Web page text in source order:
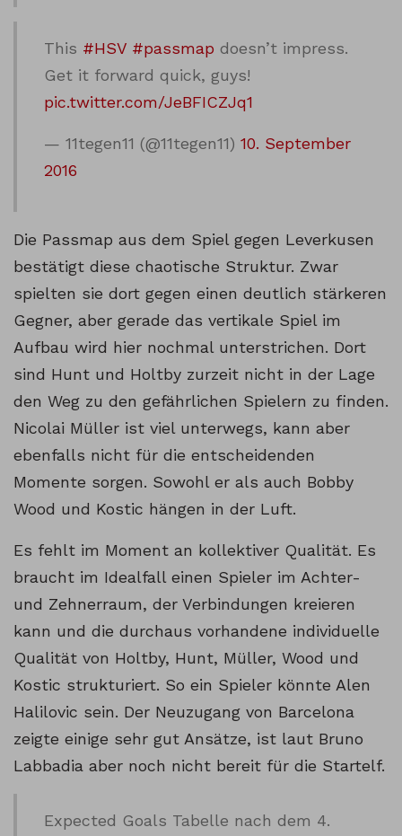
This #HSV #passmap doesn’t impress.
Get it forward quick, guys!
pic.twitter.com/JeBFICZJq1
— 11tegen11 (@11tegen11) 10. September
2016
Die Passmap aus dem Spiel gegen Leverkusen
bestätigt diese chaotische Struktur. Zwar
spielten sie dort gegen einen deutlich stärkeren
Gegner, aber gerade das vertikale Spiel im
Aufbau wird hier nochmal unterstrichen. Dort
sind Hunt und Holtby zurzeit nicht in der Lage
den Weg zu den gefährlichen Spielern zu finden.
Nicolai Müller ist viel unterwegs, kann aber
ebenfalls nicht für die entscheidenden
Momente sorgen. Sowohl er als auch Bobby
Wood und Kostic hängen in der Luft.
Es fehlt im Moment an kollektiver Qualität. Es
braucht im Idealfall einen Spieler im Achter-
und Zehnerraum, der Verbindungen kreieren
kann und die durchaus vorhandene individuelle
Qualität von Holtby, Hunt, Müller, Wood und
Kostic strukturiert. So ein Spieler könnte Alen
Halilovic sein. Der Neuzugang von Barcelona
zeigte einige sehr gut Ansätze, ist laut Bruno
Labbadia aber noch nicht bereit für die Startelf.
Expected Goals Tabelle nach dem 4.